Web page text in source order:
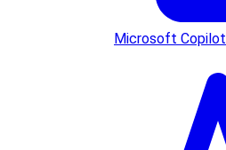
Microsoft Copilot